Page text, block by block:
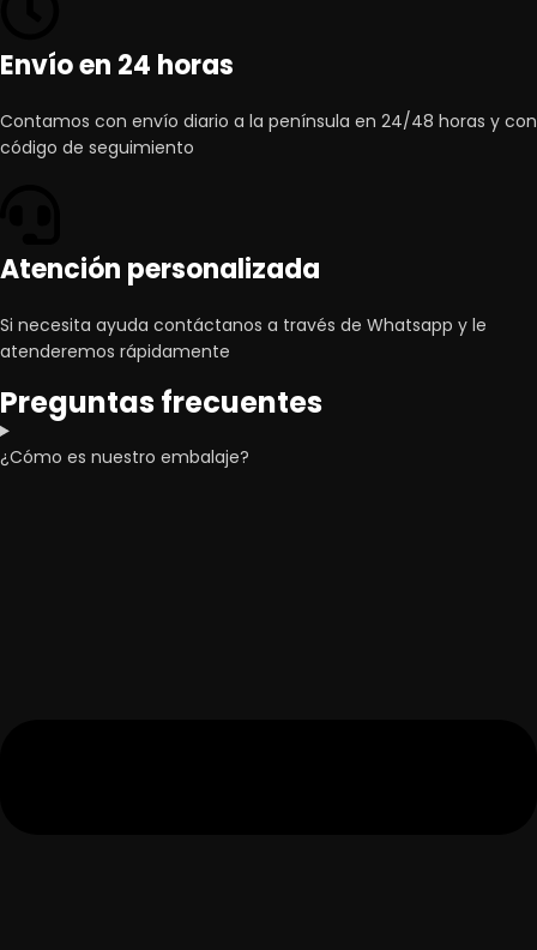
Envío en 24 horas
Contamos con envío diario a la península en 24/48 horas y con
código de seguimiento
Atención personalizada
Si necesita ayuda contáctanos a través de Whatsapp y le
atenderemos rápidamente
Preguntas frecuentes
¿Cómo es nuestro embalaje?